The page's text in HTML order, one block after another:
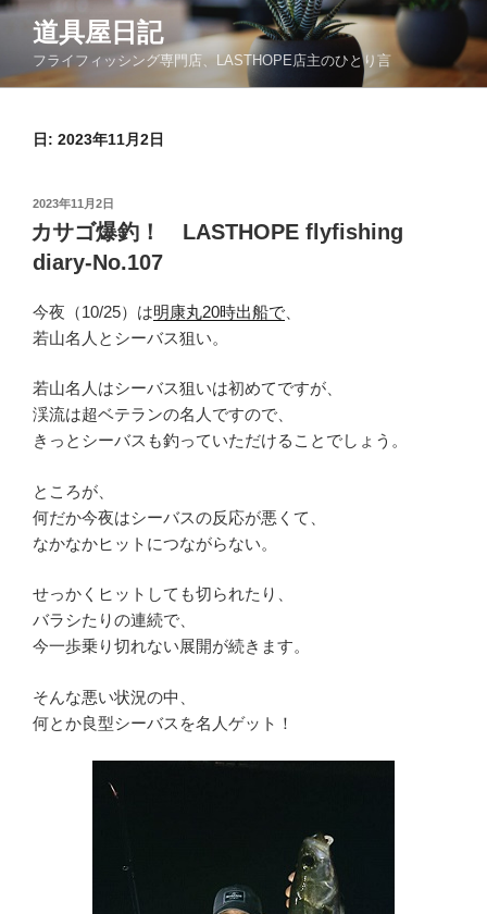
コ
ン
道具屋日記
フライフィッシング専門店、LASTHOPE店主のひとり言
日: 2023年11月2日
投
稿
日:
2023年11月2日
カサゴ爆釣！ LASTHOPE flyfishing
diary-No.107
今夜（10/25）は明康丸20時出船で
若山名人とシーバス狙い。
若山名人はシーバス狙いは初めてですが、
渓流は超ベテランの名人ですので、
きっとシーバスも釣っていただけることでしょう。
ところが、
何だか今夜はシーバスの反応が悪くて、
なかなかヒットにつながらない。
せっかくヒットしても切られたり、
バラシたりの連続で、
今一歩乗り切れない展開が続きます。
そんな悪い状況の中、
何とか良型シーバスを名人ゲット！